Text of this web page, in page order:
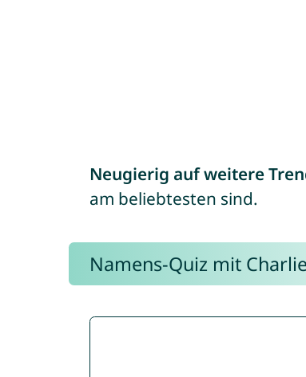
Neugierig auf weitere
am beliebtesten sind.
Namens-Quiz mit